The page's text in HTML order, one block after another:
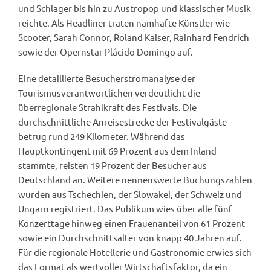
und Schlager bis hin zu Austropop und klassischer Musik
reichte. Als Headliner traten namhafte Künstler wie
Scooter, Sarah Connor, Roland Kaiser, Rainhard Fendrich
sowie der Opernstar Plácido Domingo auf.
Eine detaillierte Besucherstromanalyse der
Tourismusverantwortlichen verdeutlicht die
überregionale Strahlkraft des Festivals. Die
durchschnittliche Anreisestrecke der Festivalgäste
betrug rund 249 Kilometer. Während das
Hauptkontingent mit 69 Prozent aus dem Inland
stammte, reisten 19 Prozent der Besucher aus
Deutschland an. Weitere nennenswerte Buchungszahlen
wurden aus Tschechien, der Slowakei, der Schweiz und
Ungarn registriert. Das Publikum wies über alle fünf
Konzerttage hinweg einen Frauenanteil von 61 Prozent
sowie ein Durchschnittsalter von knapp 40 Jahren auf.
Für die regionale Hotellerie und Gastronomie erwies sich
das Format als wertvoller Wirtschaftsfaktor, da ein